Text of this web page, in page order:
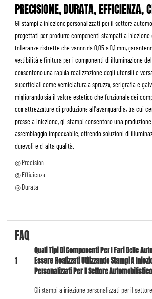
PRECISIONE, DURATA, EFFICIENZA,
Gli stampi a iniezione personalizzati per il settore
progettati per produrre componenti stampati a
tolleranze ristrette che vanno da 0,05 a 0,1 mm,
vestibilità e finitura per i componenti di illuminazione
consentono una rapida realizzazione degli utensili e
superficiali come verniciatura a spruzzo, serigrafia e
migliorando sia il valore estetico che funzionale dei
con attrezzature di produzione all'avanguardia, tra cui
presse a iniezione, gli stampi consentono una
assemblaggio impeccabile, offrendo soluzioni di
durevoli e di alta qualità.
◎ Precision
◎ Efficienza
◎ Durata
FAQ
1
Quali Tipi Di Componenti Per I Fari Delle
Essere Realizzati Utilizzando Stampi A
Personalizzati Per Il Settore
Gli stampi a iniezione personalizzati per il settore